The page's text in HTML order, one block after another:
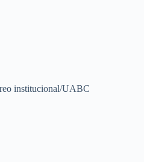
institucional/UABC